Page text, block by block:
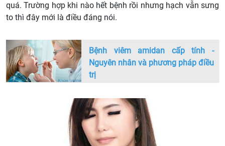
quá. Trường hợp khi nào hết bệnh rồi nhưng hạch vẫn sưng
to thì đây mới là điều đáng nói.
Bệnh viêm amidan cấp tính -
Nguyên nhân và phương pháp điều
trị